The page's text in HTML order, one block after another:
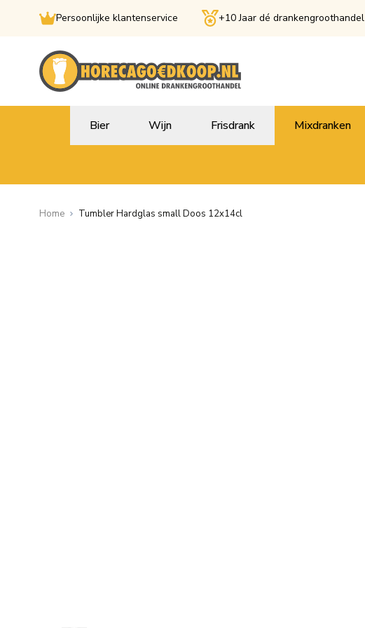
Persoonlijke klantenservice +10 Jaar dé drankengroothandel
Bier Wijn Frisdrank Mixdranken
Home Tumbler Hardglas small Doos 12x14cl